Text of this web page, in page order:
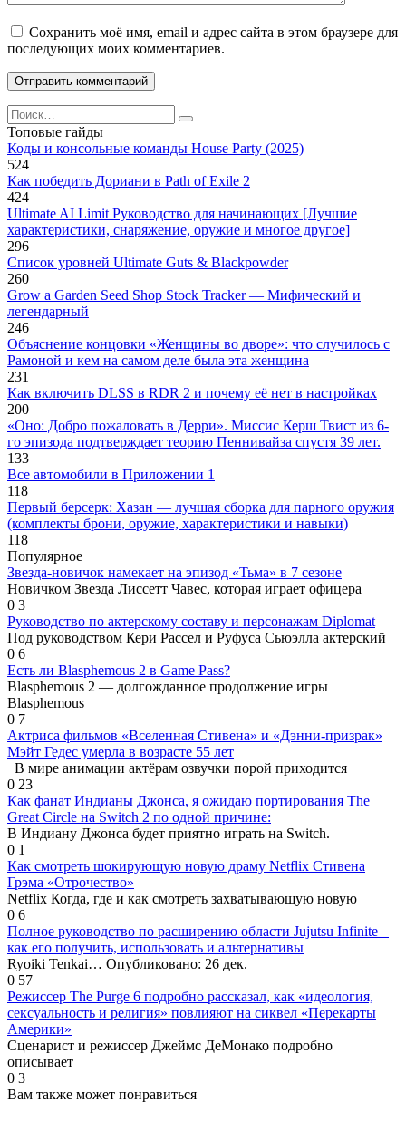
Сохранить моё имя, email и адрес сайта в этом браузере для
последующих моих комментариев.
Search
for:
Топовые гайды
Коды и консольные команды House Party (2025)
524
Как победить Дориани в Path of Exile 2
424
Ultimate AI Limit Руководство для начинающих [Лучшие
характеристики, снаряжение, оружие и многое другое]
296
Список уровней Ultimate Guts & Blackpowder
260
Grow a Garden Seed Shop Stock Tracker — Мифический и
легендарный
246
Объяснение концовки «Женщины во дворе»: что случилось с
Рамоной и кем на самом деле была эта женщина
231
Как включить DLSS в RDR 2 и почему её нет в настройках
200
«Оно: Добро пожаловать в Дерри». Миссис Керш Твист из 6-
го эпизода подтверждает теорию Пеннивайза спустя 39 лет.
133
Все автомобили в Приложении 1
118
Первый берсерк: Хазан — лучшая сборка для парного оружия
(комплекты брони, оружие, характеристики и навыки)
118
Популярное
Звезда-новичок намекает на эпизод «Тьма» в 7 сезоне
Новичком Звезда Лиссетт Чавес, которая играет офицера
0 3
Руководство по актерскому составу и персонажам Diplomat
Под руководством Кери Рассел и Руфуса Сьюэлла актерский
0 6
Есть ли Blasphemous 2 в Game Pass?
Blasphemous 2 — долгожданное продолжение игры
Blasphemous
0 7
Актриса фильмов «Вселенная Стивена» и «Дэнни-призрак»
Мэйт Гедес умерла в возрасте 55 лет
В мире анимации актёрам озвучки порой приходится
0 23
Как фанат Индианы Джонса, я ожидаю портирования The
Great Circle на Switch 2 по одной причине:
В Индиану Джонса будет приятно играть на Switch.
0 1
Как смотреть шокирующую новую драму Netflix Стивена
Грэма «Отрочество»
Netflix Когда, где и как смотреть захватывающую новую
0 6
Полное руководство по расширению области Jujutsu Infinite –
как его получить, использовать и альтернативы
Ryoiki Tenkai… Опубликовано: 26 дек.
0 57
Режиссер The Purge 6 подробно рассказал, как «идеология,
сексуальность и религия» повлияют на сиквел «Перекарты
Америки»
Сценарист и режиссер Джеймс ДеМонако подробно
описывает
0 3
Вам также может понравиться